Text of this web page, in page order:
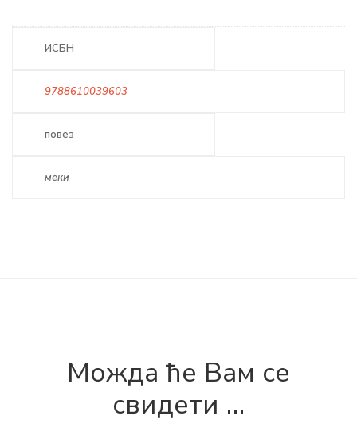
ИСБН
9788610039603
повез
меки
Можда ће Вам се
свидети …